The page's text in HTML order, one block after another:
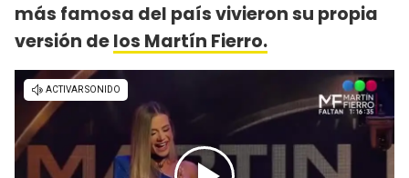
más famosa del país vivieron su propia
versión delos Martín Fierro.